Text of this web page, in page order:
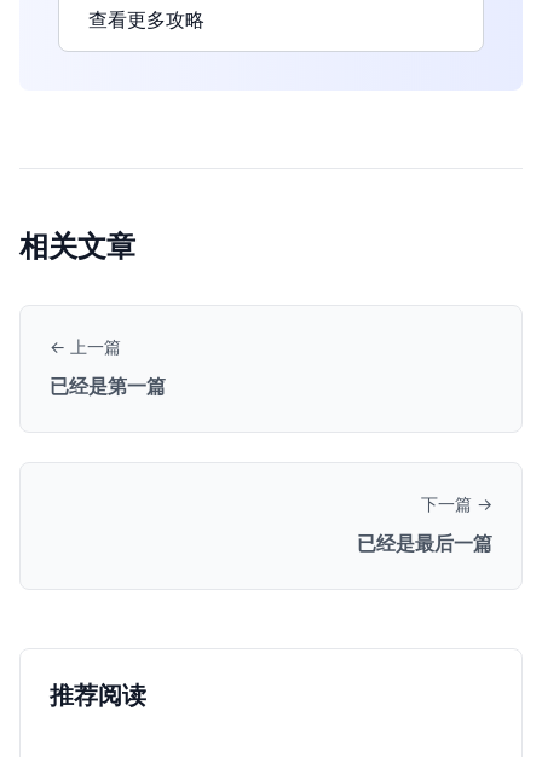
查看更多攻略
相关文章
← 上一篇
已经是第一篇
下一篇 →
已经是最后一篇
推荐阅读